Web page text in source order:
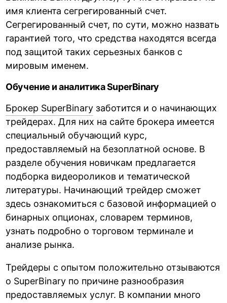
имя клиента сегрегированный счет.
Сегрегированный счет, по сути, можно назвать
гарантией того, что средства находятся всегда
под защитой таких серьезных банков с
мировым именем.
Обучение и аналитика SuperBinary
Брокер SuperBinary заботится и о начинающих
трейдерах. Для них на сайте брокера имеется
специальный обучающий курс,
предоставляемый на безоплатной основе. В
разделе обучения новичкам предлагается
подборка видеороликов и тематической
литературы. Начинающий трейдер сможет
здесь ознакомиться с базовой информацией о
бинарных опционах, словарем терминов,
узнать подробно о торговом терминале и
анализе рынка.
Трейдеры с опытом положительно отзываются
о SuperBinary по причине разнообразия
предоставляемых услуг. В компании много